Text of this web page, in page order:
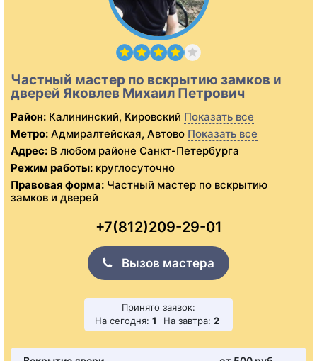
Частный мастер по вскрытию замков и
дверей Яковлев Михаил Петрович
Район: Калининский, Кировский Показать все
Метро: Адмиралтейская, Автово Показать все
Адрес: В любом районе Санкт-Петербурга
Режим работы: круглосуточно
Правовая форма: Частный мастер по вскрытию
замков и дверей
+7(812)209-29-01
Вызов мастера
Принято заявок:
На сегодня: 1 На завтра: 2